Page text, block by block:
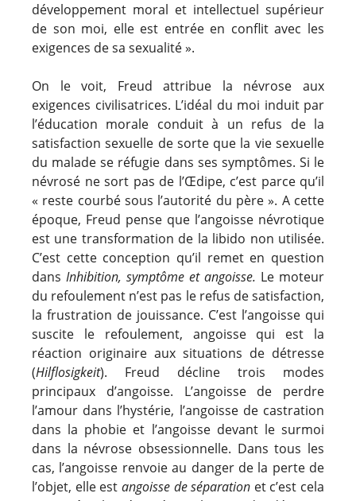
développement moral et intellectuel supérieur
de son moi, elle est entrée en conflit avec les
exigences de sa sexualité ».
On le voit, Freud attribue la névrose aux
exigences civilisatrices. L’idéal du moi induit par
l’éducation morale conduit à un refus de la
satisfaction sexuelle de sorte que la vie sexuelle
du malade se réfugie dans ses symptômes. Si le
névrosé ne sort pas de l’Œdipe, c’est parce qu’il
« reste courbé sous l’autorité du père ». A cette
époque, Freud pense que l’angoisse névrotique
est une transformation de la libido non utilisée.
C’est cette conception qu’il remet en question
dans Inhibition, symptôme et angoisse. Le moteur
du refoulement n’est pas le refus de satisfaction,
la frustration de jouissance. C’est l’angoisse qui
suscite le refoulement, angoisse qui est la
réaction originaire aux situations de détresse
(Hilflosigkeit). Freud décline trois modes
principaux d’angoisse. L’angoisse de perdre
l’amour dans l’hystérie, l’angoisse de castration
dans la phobie et l’angoisse devant le surmoi
dans la névrose obsessionnelle. Dans tous les
cas, l’angoisse renvoie au danger de la perte de
l’objet, elle est angoisse de séparation et c’est cela